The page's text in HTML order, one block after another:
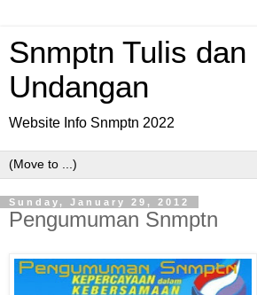
Snmptn Tulis dan
Undangan
Website Info Snmptn 2022
Sunday, January 29, 2012
Pengumuman Snmptn